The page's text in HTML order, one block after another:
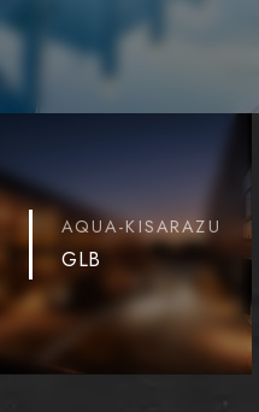
AQUA-KISARAZU
GLB